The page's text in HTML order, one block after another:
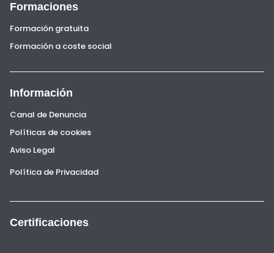
Formaciones
Formación gratuita
Formación a coste social
Información
Canal de Denuncia
Políticas de cookies
Aviso Legal
Política de Privacidad
Certificaciones